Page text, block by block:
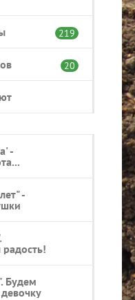
219
20
-
-
Будем